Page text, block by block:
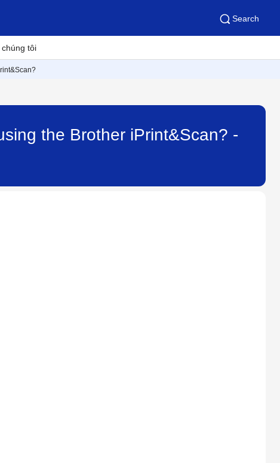
Search
tôi
the Brother iPrint&Scan? -